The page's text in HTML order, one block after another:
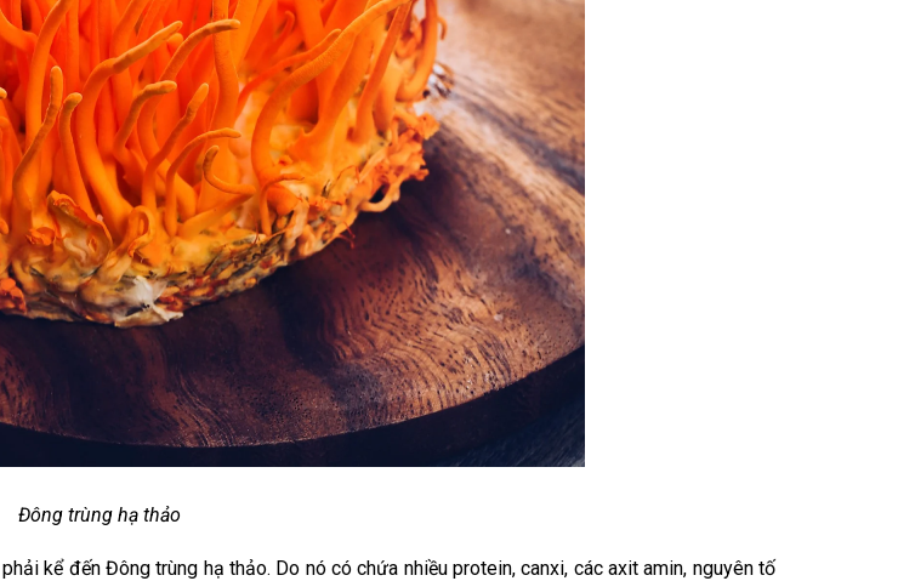
Đông trùng hạ thảo
kể đến Đông trùng hạ thảo. Do nó có chứa nhiều protein, canxi, các axit amin, nguyên tố